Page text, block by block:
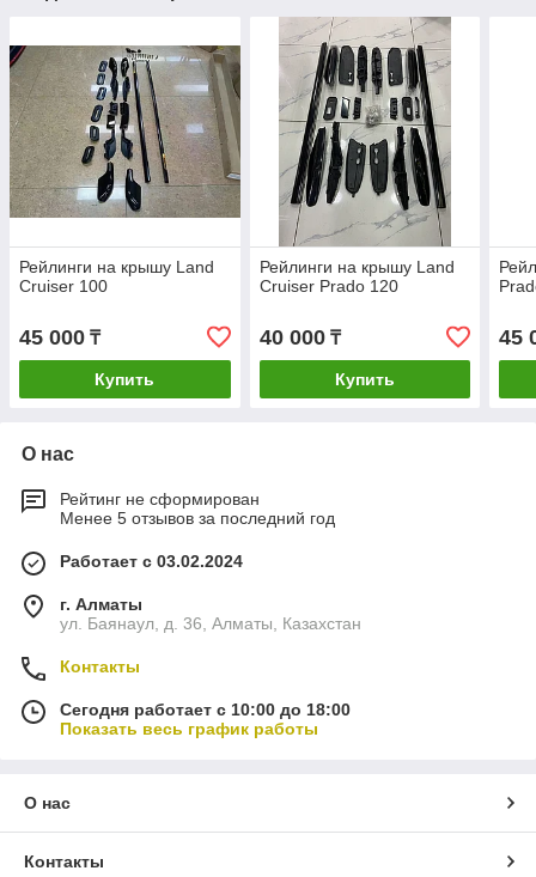
Рейлинги на крышу Land
Cruiser 100
45 000 ₸
Купить
Рейлинги на крышу Land
Cruiser Prado 120
40 000₸
Купить
45
О нас
Рейтинг не сформирован
Менее 5 отзывов за последний год
Работает с 03.02.2024
г. Алматы
ул. Баянаул, д. 36, Алматы, Казахстан
Контакты
Сегодня работает с 10:00 до 18:00
Показать весь график работы
О нас
Контакты